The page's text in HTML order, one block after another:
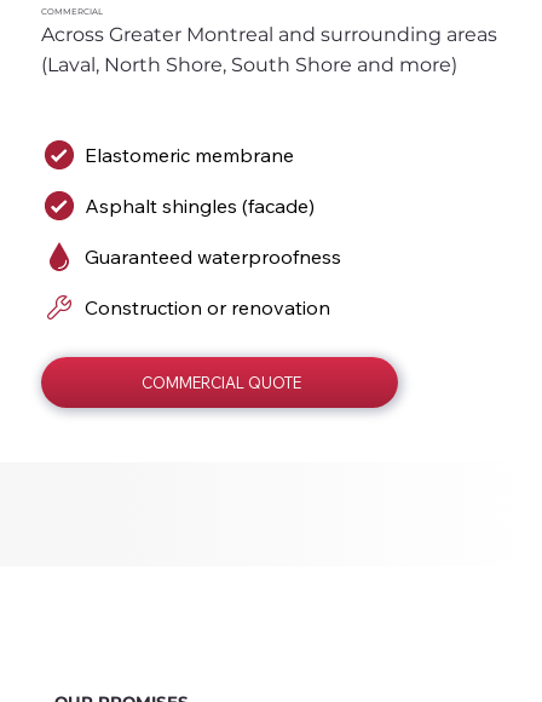
COMMERCIAL
COMMERCIAL QUOTE
Across Greater Montreal and surrounding areas
(Laval, North Shore, South Shore and more)
Elastomeric membrane
Asphalt shingles (facade)
Guaranteed waterproofness
Construction or renovation